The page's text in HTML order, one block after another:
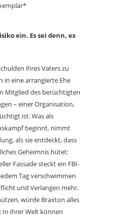
ein. Es sei denn, es
ihres Vaters zu
in eine arrangierte Ehe
Mitglied des berüchtigten
– einer Organisation,
ist. Was als
beginnt, nimmt
als sie entdeckt, dass
Geheimnis hütet:
Fassade steckt ein FBI-
Tag verschwimmen
und Verlangen mehr.
würde Braxton alles
In ihrer Welt können